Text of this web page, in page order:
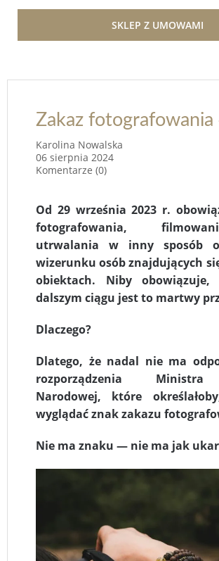
SKLEP Z UMOWAMI
Zakaz fotografowania
Karolina Nowalska
06 sierpnia 2024
Komentarze (0)
Od 29 września 2023 r.
fotografowania,
utrwalania w inny sposób
wizerunku osób znajdujących
obiektach. Niby
dalszym ciągu jest to martwy
Dlaczego?
Dlatego, że nadal nie ma
rozporządzenia
Narodowej, które
wyglądać znak zakazu
Nie ma znaku — nie ma jak